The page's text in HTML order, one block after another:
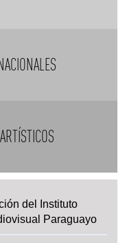
del Instituto
Paraguayo